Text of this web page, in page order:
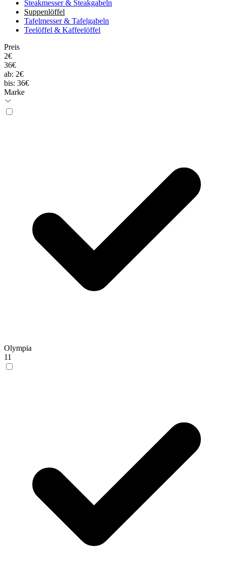
Steakmesser & Steakgabeln
Suppenlöffel
Tafelmesser & Tafelgabeln
Teelöffel & Kaffeelöffel
Preis
2€
36€
ab: 2€
bis: 36€
Marke
Olympia
11